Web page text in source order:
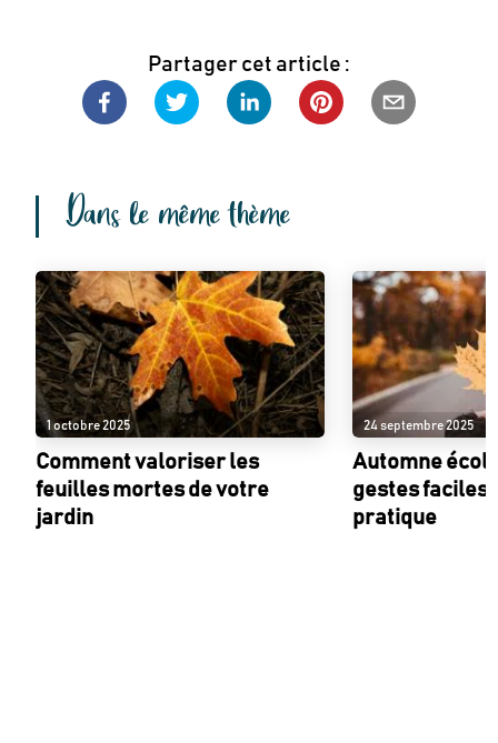
Partager cet article :
Dans le même thème
1 octobre 2025
Comment valoriser les
feuilles mortes de votre
jardin
24 septembre 2025
Automne
gestes faciles
pratique